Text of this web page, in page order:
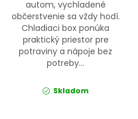
autom, vychladené
občerstvenie sa vždy hodí.
Chladiaci box ponúka
praktický priestor pre
potraviny a nápoje bez
potreby...
Skladom